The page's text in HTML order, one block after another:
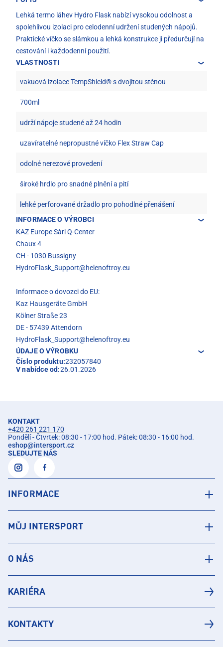
Lehká termo láhev Hydro Flask nabízí vysokou odolnost a
spolehlivou izolaci pro celodenní udržení studených nápojů.
Praktické víčko se slámkou a lehká konstrukce ji předurčují na
cestování i každodenní použití.
VLASTNOSTI
vakuová izolace TempShield® s dvojitou stěnou
700ml
udrží nápoje studené až 24 hodin
uzavíratelné nepropustné víčko Flex Straw Cap
odolné nerezové provedení
široké hrdlo pro snadné plnění a pití
lehké perforované držadlo pro pohodlné přenášení
INFORMACE O VÝROBCI
KAZ Europe Sàrl Q-Center
Chaux 4
CH - 1030 Bussigny
HydroFlask_Support@helenoftroy.eu
Informace o dovozci do EU:
Kaz Hausgeräte GmbH
Kölner Straße 23
DE - 57439 Attendorn
HydroFlask_Support@helenoftroy.eu
ÚDAJE O VÝROBKU
Číslo produktu:232057840
V nabídce od:26.01.2026
KONTAKT
+420 261 221 170
Pondělí - Čtvrtek: 08:30 - 17:00 hod. Pátek: 08:30 - 16:00 hod.
eshop@intersport.cz
SLEDUJTE NÁS
INFORMACE
MŮJ INTERSPORT
O NÁS
KARIÉRA
KONTAKTY